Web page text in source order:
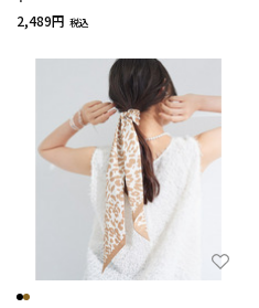
2,489円 税込